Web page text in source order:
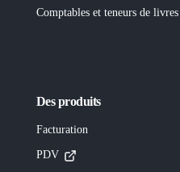
Comptables et teneurs de livres
Des produits
Facturation
PDV